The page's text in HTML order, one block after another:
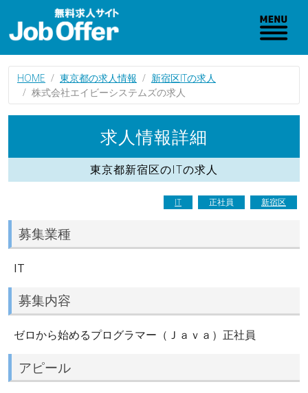
HOME 東京都の求人情報
新宿区ITの求人
株式会社エイビーシステムズの求人
求人情報詳細
東京都新宿区のITの求人
IT 正社員 新宿区
募集業種
IT
募集内容
ゼロから始めるプログラマー（Ｊａｖａ）正社員
アピール